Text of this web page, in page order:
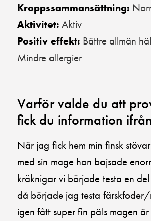
Kroppssammansättning:
Aktivitet: Aktiv
Positiv effekt: Bättre allmän
Mindre allergier
Varför valde du att
fick du information
När jag fick hem min finsk
med sin mage hon bajsade
kräknigar vi började testa en
då började jag testa
igen fått super fin päls magen